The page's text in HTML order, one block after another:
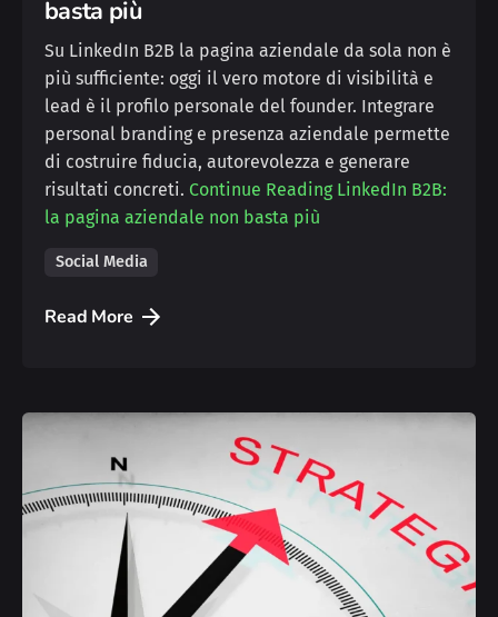
basta più
Su LinkedIn B2B la pagina aziendale da sola non è
più sufficiente: oggi il vero motore di visibilità e
lead è il profilo personale del founder. Integrare
personal branding e presenza aziendale permette
di costruire fiducia, autorevolezza e generare
risultati concreti. Continue ReadingLinkedIn B2B:
la pagina aziendale non basta più
Social Media
Read More